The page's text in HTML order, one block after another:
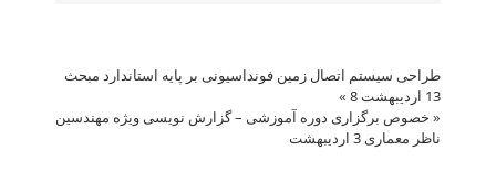
طراحی سیستم اتصال زمین فونداسیونی بر پایه استاندارد مبحث
13 اردیبهشت 8
»
« خصوص برگزاری دوره آموزشی – گزارش نویسی ویژه مهندسین
ناظر معماری 3 اردیبهشت